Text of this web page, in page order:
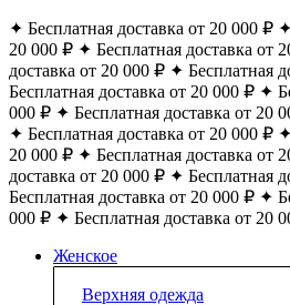
✦ Бесплатная доставка от 20 000 ₽
20 000 ₽ ✦ Бесплатная доставка от
доставка от 20 000 ₽ ✦ Бесплатная
Бесплатная доставка от 20 000 ₽ ✦
000 ₽ ✦ Бесплатная доставка от 20
✦ Бесплатная доставка от 20 000 ₽
20 000 ₽ ✦ Бесплатная доставка от
доставка от 20 000 ₽ ✦ Бесплатная
Бесплатная доставка от 20 000 ₽ ✦
000 ₽ ✦ Бесплатная доставка от 20
Женское
Верхняя одежда